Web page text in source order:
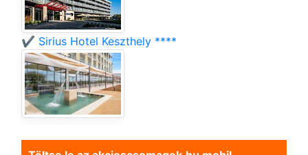
✔️ Sirius Hotel Keszthely ****